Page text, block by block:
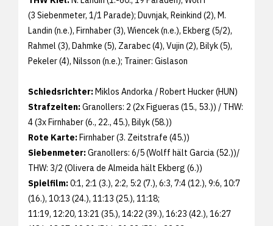
(3 Siebenmeter, 1/1 Parade); Duvnjak, Reinkind (2), M.
Landin (n.e.), Firnhaber (3), Wiencek (n.e.), Ekberg (5/2),
Rahmel (3), Dahmke (5), Zarabec (4), Vujin (2), Bilyk (5),
Pekeler (4), Nilsson (n.e.); Trainer: Gislason
Schiedsrichter:Miklos Andorka / Robert Hucker (HUN)
Strafzeiten:Granollers: 2 (2x Figueras (15., 53.)) / THW:
4 (3x Firnhaber (6., 22., 45.), Bilyk (58.))
Rote Karte:Firnhaber (3. Zeitstrafe (45.))
Siebenmeter:Granollers: 6/5 (Wolff hält Garcia (52.))/
THW: 3/2 (Olivera de Almeida hält Ekberg (6.))
Spielfilm:0:1, 2:1 (3.), 2:2, 5:2 (7.), 6:3, 7:4 (12.), 9:6, 10:7
(16.), 10:13 (24.), 11:13 (25.), 11:18;
11:19, 12:20, 13:21 (35.), 14:22 (39.), 16:23 (42.), 16:27